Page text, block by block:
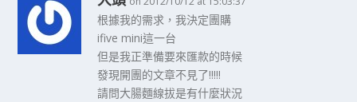
根據我的需求，我決定團購
ifive mini這一台
但是我正準備要來匯款的時候
發現開團的文章不見了!!!!!
請問大腸麵線拔是有什麼狀況